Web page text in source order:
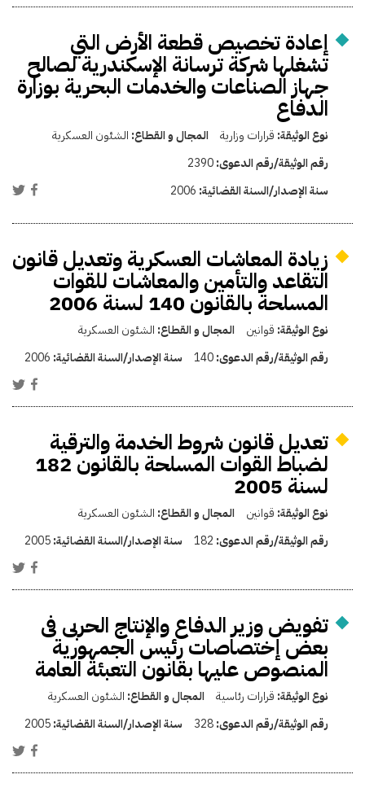
إعادة تخصيص قطعة الأرض التي
تشغلها شركة ترسانة الإسكندرية لصالح
جهاز الصناعات والخدمات البحرية بوزارة
الدفاع
نوع الوثيقة: قرارات وزارية المجال و القطاع: الشئون العسكرية
رقم الوثيقة/رقم الدعوى:2390
سنة الإصدار/السنة القضائية: 2006
زيادة المعاشات العسكرية وتعديل قانون
التقاعد والتأمين والمعاشات للقوات
المسلحة بالقانون 140 لسنة 2006
نوع الوثيقة: قوانين المجال و القطاع: الشئون العسكرية
رقم الوثيقة/رقم الدعوى:140 سنة الإصدار/السنة القضائية: 2006
تعديل قانون شروط الخدمة والترقية
لضباط القوات المسلحة بالقانون 182
لسنة 2005
نوع الوثيقة: قوانين المجال و القطاع: الشئون العسكرية
رقم الوثيقة/رقم الدعوى: 182 سنة الإصدار/السنة القضائية:2005
تفويض وزير الدفاع والإنتاج الحربى فى
بعض إختصاصات رئيس الجمهورية
المنصوص عليها بقانون التعبئة العامة
نوع الوثيقة: قرارات رئاسية المجال و القطاع: الشئون العسكرية
رقم الوثيقة/رقم الدعوى:328 سنة الإصدار/السنة القضائية:2005